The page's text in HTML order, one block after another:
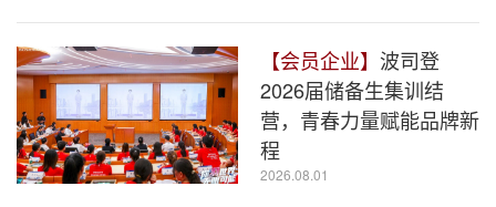
【会员企业】 波司登
2026届储备生集训结
营，青春力量赋能品牌新
程
2026.08.01